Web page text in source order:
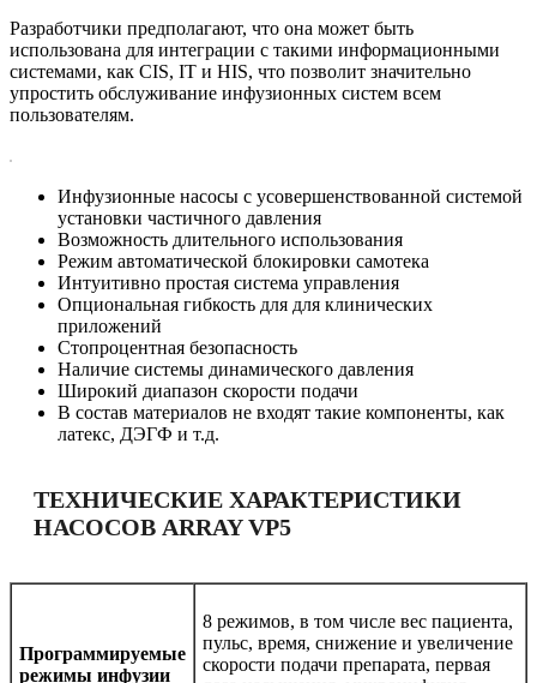
Разработчики предполагают, что она может быть
использована для интеграции с такими информационными
системами, как CIS, IT и HIS, что позволит значительно
упростить обслуживание инфузионных систем всем
пользователям.
Инфузионные насосы с усовершенствованной системой
установки частичного давления
Возможность длительного использования
Режим автоматической блокировки самотека
Интуитивно простая система управления
Опциональная гибкость для для клинических
приложений
Стопроцентная безопасность
Наличие системы динамического давления
Широкий диапазон скорости подачи
В состав материалов не входят такие компоненты, как
латекс, ДЭГФ и т.д.
ТЕХНИЧЕСКИЕ ХАРАКТЕРИСТИКИ
НАСОСОВ ARRAY VP5
Программируемые
режимы инфузии
8 режимов, в том числе вес пациента,
пульс, время, снижение и увеличение
скорости подачи препарата, первая